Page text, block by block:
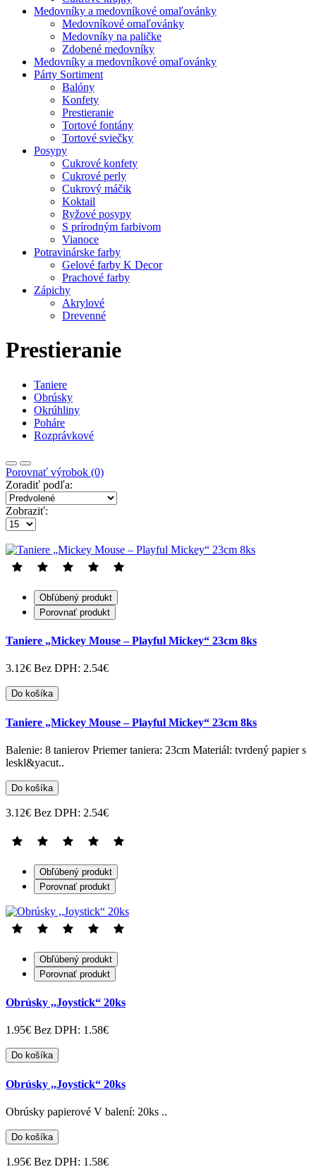
Medovníky a medovníkové omaľovánky
Medovníkové omaľovánky
Medovníky na paličke
Zdobené medovníky
Medovníky a medovníkové omaľovánky
Párty Sortiment
Balóny
Konfety
Prestieranie
Tortové fontány
Tortové sviečky
Posypy
Cukrové konfety
Cukrové perly
Cukrový máčik
Koktail
Ryžové posypy
S prírodným farbivom
Vianoce
Potravinárske farby
Gelové farby K Decor
Prachové farby
Zápichy
Akrylové
Drevenné
Prestieranie
Taniere
Obrúsky
Okrúhliny
Poháre
Rozprávkové
Porovnať výrobok (0)
Zoradiť podľa:
Zobraziť:
Obľúbený produkt
Porovnať produkt
Taniere „Mickey Mouse – Playful Mickey“ 23cm 8ks
3.12€ Bez DPH: 2.54€
Do košíka
Taniere „Mickey Mouse – Playful Mickey“ 23cm 8ks
Balenie: 8 tanierov Priemer taniera: 23cm Materiál: tvrdený papier s
leskl&yacut..
Do košíka
3.12€ Bez DPH: 2.54€
Obľúbený produkt
Porovnať produkt
Obľúbený produkt
Porovnať produkt
Obrúsky ,,Joystick“ 20ks
1.95€ Bez DPH: 1.58€
Do košíka
Obrúsky ,,Joystick“ 20ks
Obrúsky papierové V balení: 20ks ..
Do košíka
1.95€ Bez DPH: 1.58€